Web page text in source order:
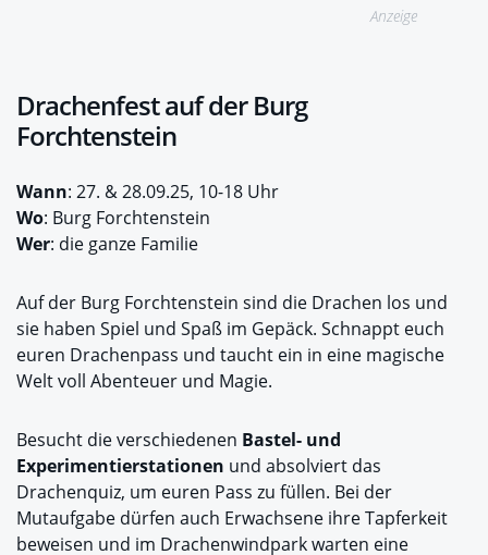
Anzeige
Drachenfest auf der Burg
Forchtenstein
Wann: 27. & 28.09.25, 10-18 Uhr
Wo: Burg Forchtenstein
Wer: die ganze Familie
Auf der Burg Forchtenstein sind die Drachen los und
sie haben Spiel und Spaß im Gepäck. Schnappt euch
euren Drachenpass und taucht ein in eine magische
Welt voll Abenteuer und Magie.
Besucht die verschiedenen Bastel- und
Experimentierstationen und absolviert das
Drachenquiz, um euren Pass zu füllen. Bei der
Mutaufgabe dürfen auch Erwachsene ihre Tapferkeit
beweisen und im Drachenwindpark warten eine